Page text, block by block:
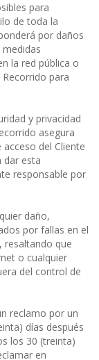
para
de toda la
por daños
la red pública o
para
y privacidad
asegura
del Cliente
dar esta
responsable por
daño,
por fallas en el
resaltando que
o cualquier
del control de
reclamo por un
días después
los 30 (treinta)
en